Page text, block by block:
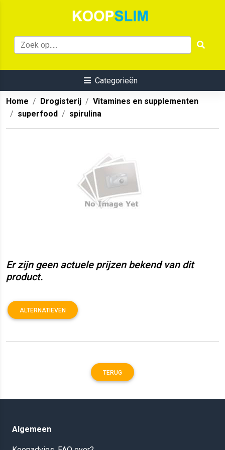
Categorieën
Home Drogisterij
Vitamines en supplementen
superfood
spirulina
Er zijn geen actuele prijzen bekend van dit
product.
ALTERNATIEVEN
TERUG
Algemeen